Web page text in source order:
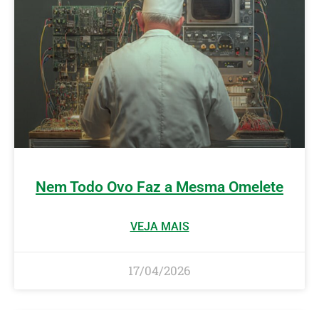
Nem Todo Ovo Faz a Mesma Omelete
VEJA MAIS
17/04/2026